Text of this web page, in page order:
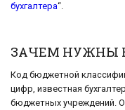
бухгалтера“.
ЗАЧЕМ НУЖНЫ
Код бюджетной
цифр, известная
бюджетных учреждений.